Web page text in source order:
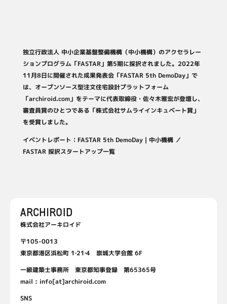
独立行政法人 中小企業基盤整備機構（中小機構）のアクセラレー
ションプログラム「FASTAR」第5期に採択されました。2022年
11月8日に開催された成果発表会「FASTAR 5th DemoDay」で
は、オープンソース型注文住宅設計プラットフォーム
「archiroid.com」をテーマに代表取締役・佐々木雅宏が登壇し、
審査員賞のひとつである「株式会社サムライインキュベート賞」
を受賞しました。
イベントレポート： FASTAR 5th DemoDay｜中小機構／
FASTAR 採択スタートアップ一覧
株式会社アーキロイド
〒105-0013
東京都港区浜松町 1‐21‐4 崇城大学会館 6F
一級建築士事務所 東京都知事登録 第65365号
mail : info[at]archiroid.com
SNS